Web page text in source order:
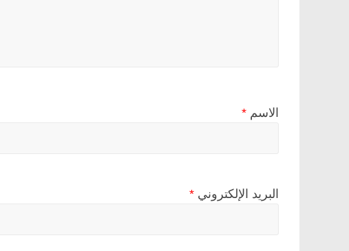
الاسم *
البريد الإلكتروني *